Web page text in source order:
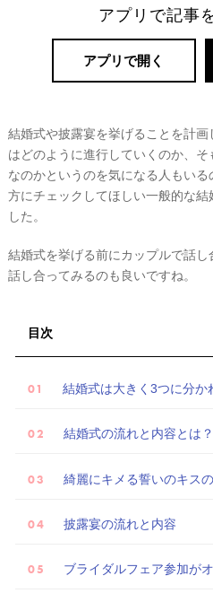
アプリで記事
アプリで開く
結婚式や披露宴を挙げることを計
はどのように進行していくのか、
なのかというのを気になる人もい
方にチェックしてほしい一般的な
した。
結婚式を挙げる前にカップルで話
話し合ってみるのも良いですね。
目次
結婚式は大きく3つに分か
結婚式の流れと内容とは？
綺麗にキメる誓いのキス
披露宴の流れと内容
ブライダルフェア参加が